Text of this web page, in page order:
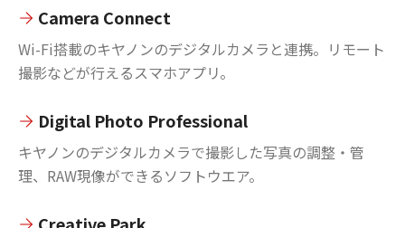
Camera Connect
Wi-Fi搭載のキヤノンのデジタルカメラと連携。リモート
撮影などが行えるスマホアプリ。
Digital Photo Professional
キヤノンのデジタルカメラで撮影した写真の調整・管
理、RAW現像ができるソフトウエア。